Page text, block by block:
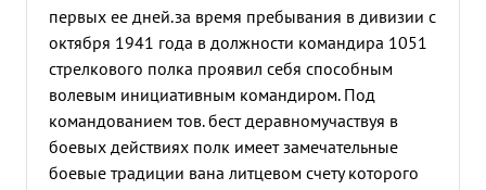
первых ее дней.за время пребывания в дивизии с
октября 1941 года в должности командира 1051
стрелкового полка проявил себя способным
волевым инициативным командиром. Под
командованием тов. бест деравномучаствуя в
боевых действиях полк имеет замечательные
боевые традиции вана литцевом счету которого